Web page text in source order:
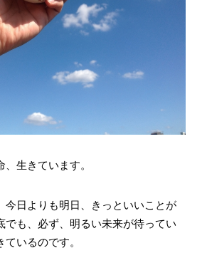
生きています。
今日よりも明日、きっといいことが
でも、必ず、明るい未来が待ってい
いるのです。